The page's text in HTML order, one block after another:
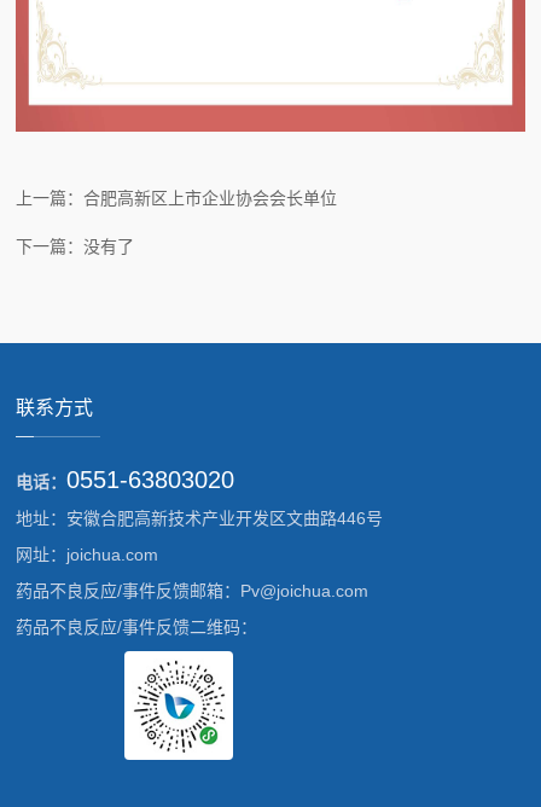
上一篇：合肥高新区上市企业协会会长单位
下一篇：没有了
联系方式
电话：0551-63803020
地址：安徽合肥高新技术产业开发区文曲路446号
网址：joichua.com
药品不良反应/事件反馈邮箱：Pv@joichua.com
药品不良反应/事件反馈二维码：